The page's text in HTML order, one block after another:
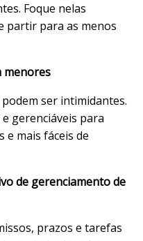
Foque nelas
partir para as menos
menores
ser intimidantes.
gerenciáveis para
mais fáceis de
de gerenciamento de
prazos e tarefas